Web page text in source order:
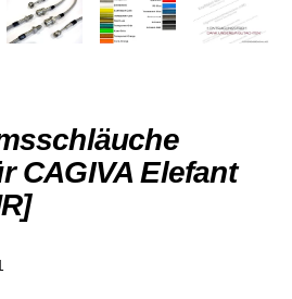
CAGIVA Elefant